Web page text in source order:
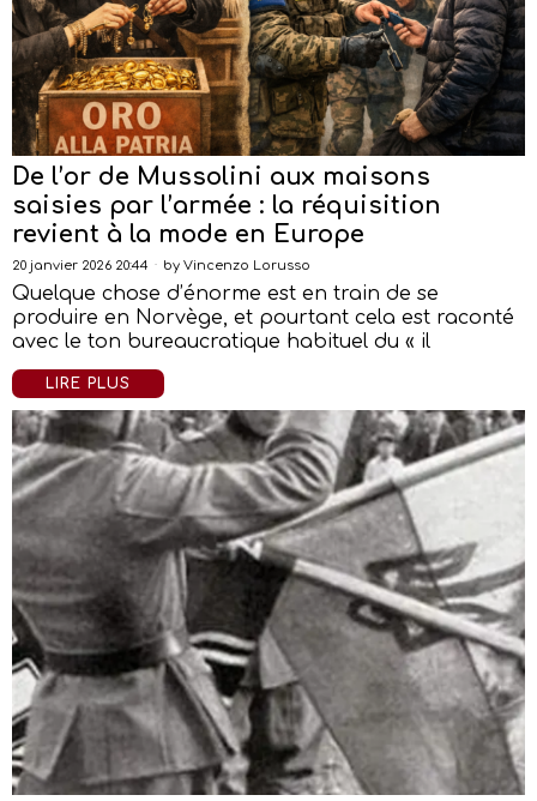
De l’or de Mussolini aux maisons
saisies par l’armée : la réquisition
revient à la mode en Europe
20 janvier 2026 20:44 by Vincenzo Lorusso
Quelque chose d’énorme est en train de se
produire en Norvège, et pourtant cela est raconté
avec le ton bureaucratique habituel du « il
LIRE PLUS